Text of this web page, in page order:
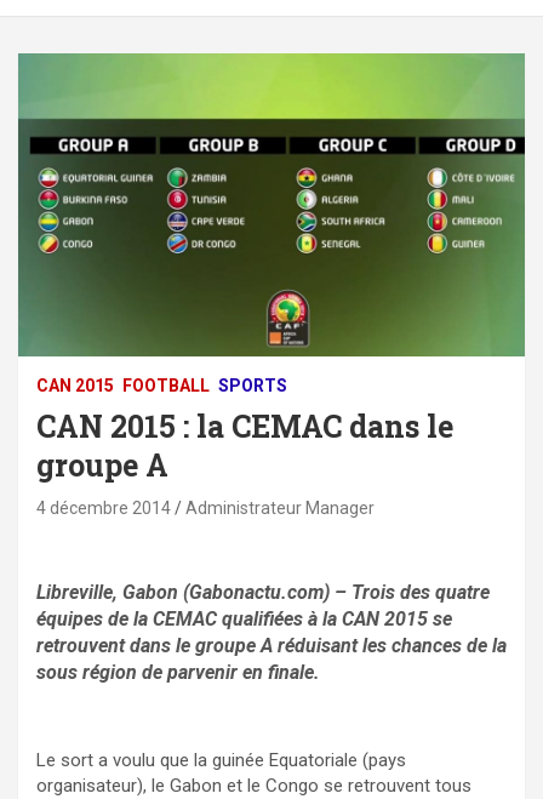
CAN 2015 FOOTBALL SPORTS
CAN 2015 : la CEMAC dans le
groupe A
4 décembre 2014 Administrateur Manager
Libreville, Gabon (Gabonactu.com) – Trois des quatre
équipes de la CEMAC qualifiées à la CAN 2015 se
retrouvent dans le groupe A réduisant les chances de la
sous région de parvenir en finale.
Le sort a voulu que la guinée Equatoriale (pays
organisateur), le Gabon et le Congo se retrouvent tous